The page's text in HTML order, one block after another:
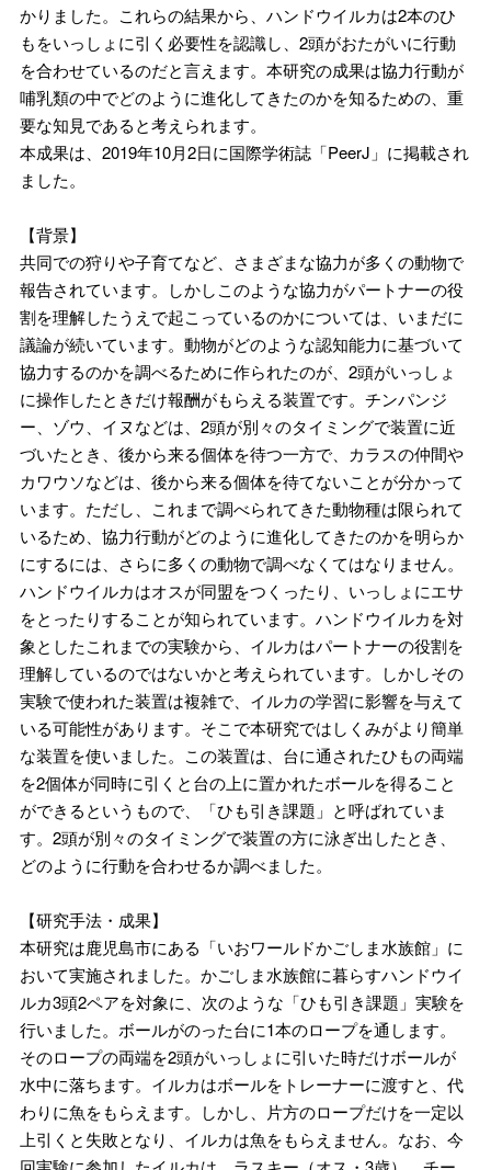
かりました。これらの結果から、ハンドウイルカは2本のひ
もをいっしょに引く必要性を認識し、2頭がおたがいに行動
を合わせているのだと言えます。本研究の成果は協力行動が
哺乳類の中でどのように進化してきたのかを知るための、重
要な知見であると考えられます。
本成果は、2019年10月2日に国際学術誌「PeerJ」に掲載され
ました。
【背景】
共同での狩りや子育てなど、さまざまな協力が多くの動物で
報告されています。しかしこのような協力がパートナーの役
割を理解したうえで起こっているのかについては、いまだに
議論が続いています。動物がどのような認知能力に基づいて
協力するのかを調べるために作られたのが、2頭がいっしょ
に操作したときだけ報酬がもらえる装置です。チンパンジ
ー、ゾウ、イヌなどは、2頭が別々のタイミングで装置に近
づいたとき、後から来る個体を待つ一方で、カラスの仲間や
カワウソなどは、後から来る個体を待てないことが分かって
います。ただし、これまで調べられてきた動物種は限られて
いるため、協力行動がどのように進化してきたのかを明らか
にするには、さらに多くの動物で調べなくてはなりません。
ハンドウイルカはオスが同盟をつくったり、いっしょにエサ
をとったりすることが知られています。ハンドウイルカを対
象としたこれまでの実験から、イルカはパートナーの役割を
理解しているのではないかと考えられています。しかしその
実験で使われた装置は複雑で、イルカの学習に影響を与えて
いる可能性があります。そこで本研究ではしくみがより簡単
な装置を使いました。この装置は、台に通されたひもの両端
を2個体が同時に引くと台の上に置かれたボールを得ること
ができるというもので、「ひも引き課題」と呼ばれていま
す。2頭が別々のタイミングで装置の方に泳ぎ出したとき、
どのように行動を合わせるか調べました。
【研究手法・成果】
本研究は鹿児島市にある「いおワールドかごしま水族館」に
おいて実施されました。かごしま水族館に暮らすハンドウイ
ルカ3頭2ペアを対象に、次のような「ひも引き課題」実験を
行いました。ボールがのった台に1本のロープを通します。
そのロープの両端を2頭がいっしょに引いた時だけボールが
水中に落ちます。イルカはボールをトレーナーに渡すと、代
わりに魚をもらえます。しかし、片方のロープだけを一定以
上引くと失敗となり、イルカは魚をもらえません。なお、今